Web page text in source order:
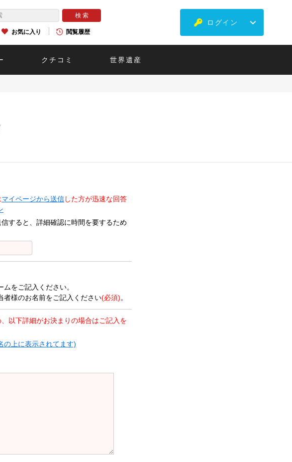
お気に入り 閲覧履歴
ログイン
クチコミ 世界遺産
マイページから送信した方が迅速な回答
すると、詳細確認に時間を要するため
をご記入ください。
者様のお名前をご記入ください(必須)。
以下詳細がお決まりの場合はご記入を
上に表示されてます)